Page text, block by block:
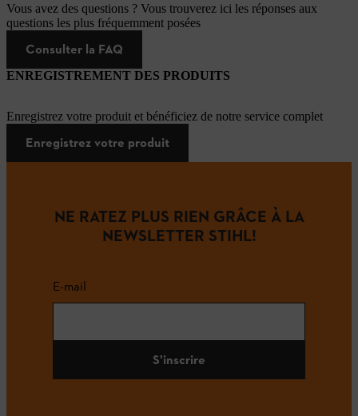
Vous avez des questions ? Vous trouverez ici les réponses aux
questions les plus fréquemment posées
Consulter la FAQ
ENREGISTREMENT DES PRODUITS
Enregistrez votre produit et bénéficiez de notre service complet
Enregistrez votre produit
NE RATEZ PLUS RIEN GRÂCE À LA
NEWSLETTER STIHL!
E-mail
S'inscrire